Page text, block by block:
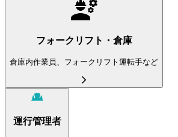
フォークリフト・倉庫
倉庫内作業員、フォークリフト運転手など
運行管理者